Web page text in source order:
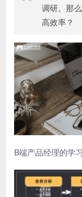
调研。那
高效率？
B端产品经理的学